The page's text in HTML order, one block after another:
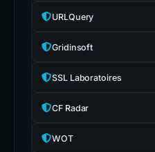
URLQuery
Gridinsoft
SSL Laboratoires
CF Radar
WOT